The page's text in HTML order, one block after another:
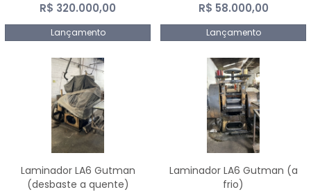
R$ 320.000,00
Lançamento
R$ 58.000,00
Lançamento
Laminador LA6 Gutman
(desbaste a quente)
Laminador LA6 Gutman (a
frio)